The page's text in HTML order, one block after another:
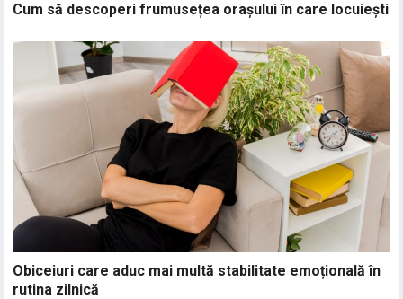
Cum să descoperi frumusețea orașului în care locuiești
Obiceiuri care aduc mai multă stabilitate emoțională în
rutina zilnică